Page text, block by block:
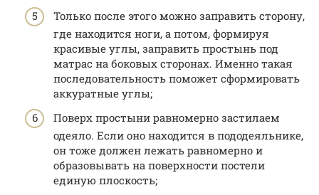
Только после этого можно заправить сторону,
где находится ноги, а потом, формируя
красивые углы, заправить простынь под
матрас на боковых сторонах. Именно такая
последовательность поможет сформировать
аккуратные углы;
Поверх простыни равномерно застилаем
одеяло. Если оно находится в пододеяльнике,
он тоже должен лежать равномерно и
образовывать на поверхности постели
единую плоскость;